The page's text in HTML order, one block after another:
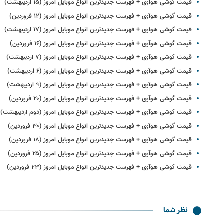
قیمت گوشی هوآوی + فهرست جدیدترین انواع موبایل امروز (۱۵ اردیبهشت)
قیمت گوشی هوآوی + فهرست جدیدترین انواع موبایل امروز (۱۲ فروردین)
قیمت گوشی هوآوی + فهرست جدیدترین انواع موبایل امروز (۱۷ اردیبهشت)
قیمت گوشی هوآوی + فهرست جدیدترین انواع موبایل امروز (۱۶ فروردین)
قیمت گوشی هوآوی + فهرست جدیدترین انواع موبایل امروز (۷ اردیبهشت)
قیمت گوشی هوآوی + فهرست جدیدترین انواع موبایل امروز (۶ اردیبهشت)
قیمت گوشی هوآوی + فهرست جدیدترین انواع موبایل امروز (۹ اردیبهشت)
قیمت گوشی هوآوی + فهرست جدیدترین انواع موبایل امروز (۲۰ فروردین)
قیمت گوشی هوآوی + فهرست جدیدترین انواع موبایل امروز (دوم اردیبهشت)
قیمت گوشی هوآوی + فهرست جدیدترین انواع موبایل امروز (۳۰ فروردین)
قیمت گوشی هوآوی + فهرست جدیدترین انواع موبایل امروز (۱۸ فروردین)
قیمت گوشی هوآوی + فهرست جدیدترین انواع موبایل امروز (۲۵ فروردین)
قیمت گوشی هوآوی + فهرست جدیدترین انواع موبایل امروز (۲۳ فروردین)
نظر شما